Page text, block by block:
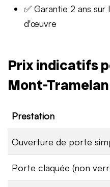
✅ Garantie 2 ans
d'œuvre
Prix indicatifs
Mont-Tramelan
Prestation
Ouverture de porte
Porte claquée (non